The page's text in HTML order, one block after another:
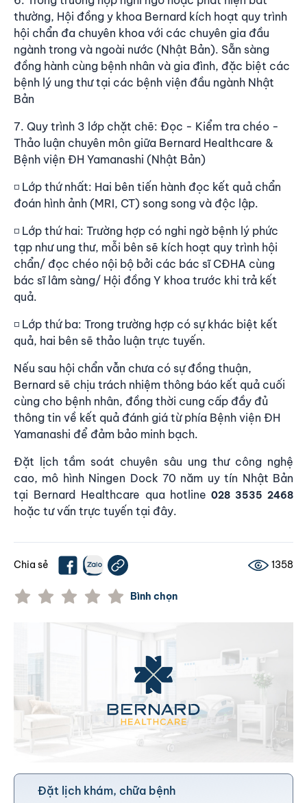
thường, Hội đồng y khoa Bernard kích hoạt quy trình
hội chẩn đa chuyên khoa với các chuyên gia đầu
ngành trong và ngoài nước (Nhật Bản). Sẵn sàng
đồng hành cùng bệnh nhân và gia đình, đặc biệt các
bệnh lý ung thư tại các bệnh viện đầu ngành Nhật
Bản
7. Quy trình 3 lớp chặt chẽ: Đọc - Kiểm tra chéo -
Thảo luận chuyên môn giữa Bernard Healthcare &
Bệnh viện ĐH Yamanashi (Nhật Bản)
◽ Lớp thứ nhất: Hai bên tiến hành đọc kết quả chẩn
đoán hình ảnh (MRI, CT) song song và độc lập.
◽ Lớp thứ hai: Trường hợp có nghi ngờ bệnh lý phức
tạp như ung thư, mỗi bên sẽ kích hoạt quy trình hội
chẩn/ đọc chéo nội bộ bởi các bác sĩ CĐHA cùng
bác sĩ lâm sàng/ Hội đồng Y khoa trước khi trả kết
quả.
◽ Lớp thứ ba: Trong trường hợp có sự khác biệt kết
quả, hai bên sẽ thảo luận trực tuyến.
Nếu sau hội chẩn vẫn chưa có sự đồng thuận,
Bernard sẽ chịu trách nhiệm thông báo kết quả cuối
cùng cho bệnh nhân, đồng thời cung cấp đầy đủ
thông tin về kết quả đánh giá từ phía Bệnh viện ĐH
Yamanashi để đảm bảo minh bạch.
Đặt lịch tầm soát chuyên sâu ung thư công nghệ
cao, mô hình Ningen Dock 70 năm uy tín Nhật Bản
tại Bernard Healthcare qua hotline 028 3535 2468
hoặc tư vấn trực tuyến tại đây.
Chia sẻ 1358
Bình chọn
Đặt lịch khám, chữa bệnh